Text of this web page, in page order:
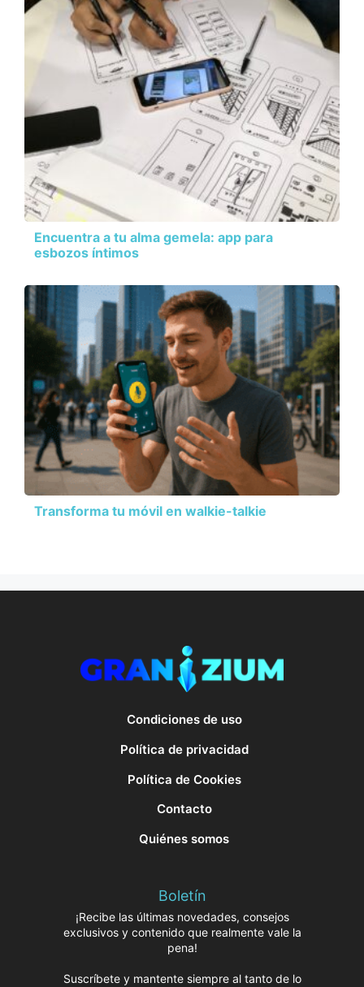
Encuentra a tu alma gemela: app para
esbozos íntimos
Transforma tu móvil en walkie-talkie
Condiciones de uso
Política de privacidad
Política de Cookies
Contacto
Quiénes somos
Boletín
¡Recibe las últimas novedades, consejos
exclusivos y contenido que realmente vale la
pena!
Suscríbete y mantente siempre al tanto de lo